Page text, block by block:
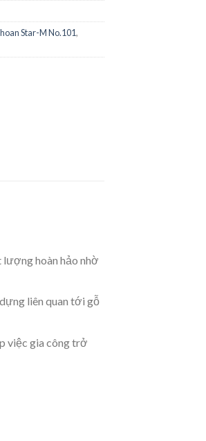
Star-M No.101,
lượng hoàn hảo nhờ
liên quan tới gỗ
việc gia công trở